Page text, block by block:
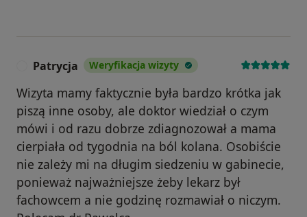
Patrycja Weryfikacja wizyty
Wizyta mamy faktycznie była bardzo krótka jak
piszą inne osoby, ale doktor wiedział o czym
mówi i od razu dobrze zdiagnozował a mama
cierpiała od tygodnia na ból kolana. Osobiście
nie zależy mi na długim siedzeniu w gabinecie,
ponieważ najważniejsze żeby lekarz był
fachowcem a nie godzinę rozmawiał o niczym.